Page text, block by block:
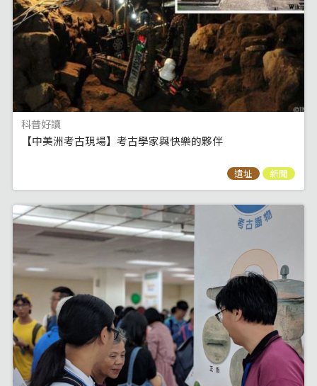
科普好讀
【中美洲考古現場】考古學家與快樂的夥伴
遺址 新聞